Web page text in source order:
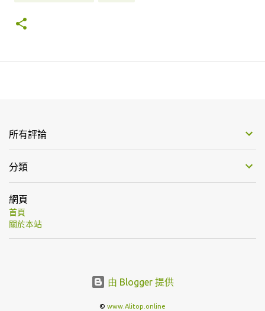
所有評論
分類
網頁
首頁
關於本站
由 Blogger 提供
© www.Alitop.online